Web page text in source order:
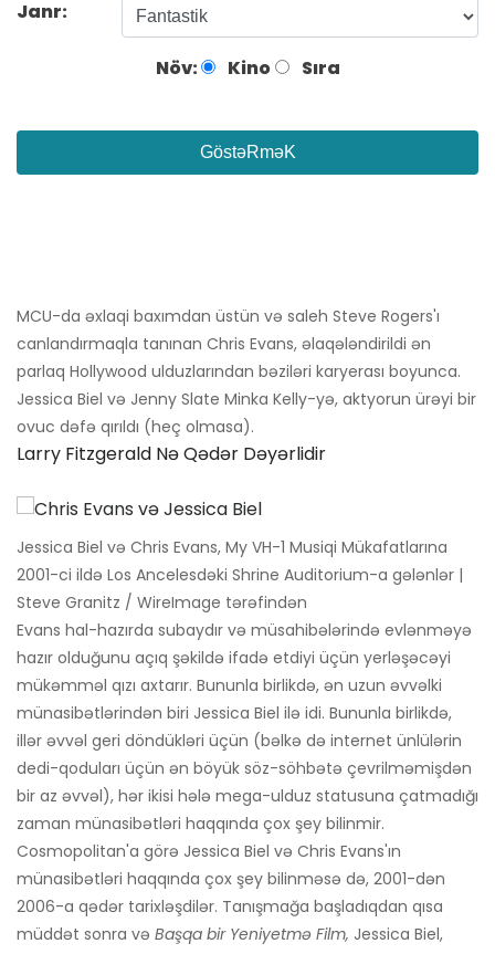
Janr:
Növ: Kino Sıra
GöstəRməK
MCU-da əxlaqi baxımdan üstün və saleh Steve Rogers'ı
canlandırmaqla tanınan Chris Evans, əlaqələndirildi ən
parlaq Hollywood ulduzlarından bəziləri karyerası boyunca.
Jessica Biel və Jenny Slate Minka Kelly-yə, aktyorun ürəyi bir
ovuc dəfə qırıldı (heç olmasa).
Larry Fitzgerald Nə Qədər Dəyərlidir
Jessica Biel və Chris Evans, My VH-1 Musiqi Mükafatlarına
2001-ci ildə Los Ancelesdəki Shrine Auditorium-a gələnlər |
Steve Granitz / WireImage tərəfindən
Evans hal-hazırda subaydır və müsahibələrində evlənməyə
hazır olduğunu açıq şəkildə ifadə etdiyi üçün yerləşəcəyi
mükəmməl qızı axtarır. Bununla birlikdə, ən uzun əvvəlki
münasibətlərindən biri Jessica Biel ilə idi. Bununla birlikdə,
illər əvvəl geri döndükləri üçün (bəlkə də internet ünlülərin
dedi-qoduları üçün ən böyük söz-söhbətə çevrilməmişdən
bir az əvvəl), hər ikisi hələ mega-ulduz statusuna çatmadığı
zaman münasibətləri haqqında çox şey bilinmir.
Cosmopolitan'a görə Jessica Biel və Chris Evans'ın
münasibətləri haqqında çox şey bilinməsə də, 2001-dən
2006-a qədər tarixləşdilər. Tanışmağa başladıqdan qısa
müddət sonra və Başqa bir Yeniyetmə Film, Jessica Biel,